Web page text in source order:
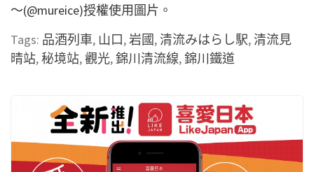
～(@mureice)授權使用圖片。
Tags: 品酒列車, 山口,岩國, 清流みはらし駅, 清流見
晴站,秘境站,觀光,錦川清流線,錦川鐵道